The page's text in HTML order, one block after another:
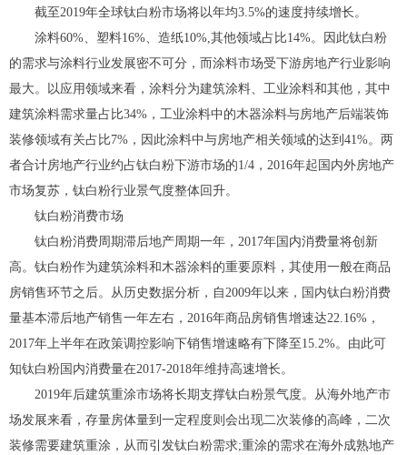
截至2019年全球钛白粉市场将以年均3.5%的速度持续增长。
涂料60%、塑料16%、造纸10%,其他领域占比14%。因此钛白粉
的需求与涂料行业发展密不可分，而涂料市场受下游房地产行业影响
最大。以应用领域来看，涂料分为建筑涂料、工业涂料和其他，其中
建筑涂料需求量占比34%，工业涂料中的木器涂料与房地产后端装饰
装修领域有关占比7%，因此涂料中与房地产相关领域的达到41%。两
者合计房地产行业约占钛白粉下游市场的1/4，2016年起国内外房地产
市场复苏，钛白粉行业景气度整体回升。
钛白粉消费市场
钛白粉消费周期滞后地产周期一年，2017年国内消费量将创新
高。钛白粉作为建筑涂料和木器涂料的重要原料，其使用一般在商品
房销售环节之后。从历史数据分析，自2009年以来，国内钛白粉消费
量基本滞后地产销售一年左右，2016年商品房销售增速达22.16%，
2017年上半年在政策调控影响下销售增速略有下降至15.2%。由此可
知钛白粉国内消费量在2017-2018年维持高速增长。
2019年后建筑重涂市场将长期支撑钛白粉景气度。从海外地产市
场发展来看，存量房体量到一定程度则会出现二次装修的高峰，二次
装修需要建筑重涂，从而引发钛白粉需求;重涂的需求在海外成熟地产